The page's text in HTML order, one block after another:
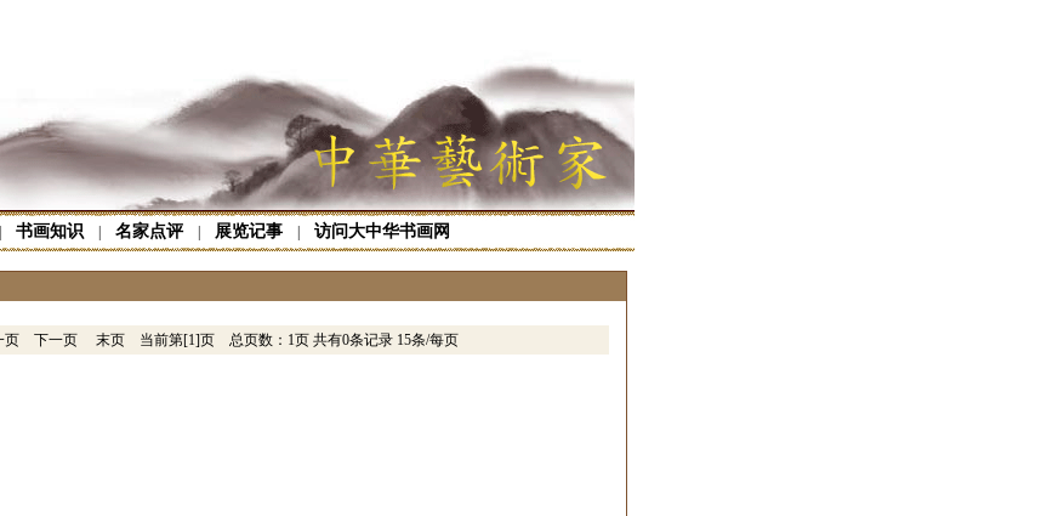
书画知识 名家点评| 展览记事 访问大中华书画网
页 下一页 末页 当前第[1]页 总页数：1页 共有0条记录 15条/每页